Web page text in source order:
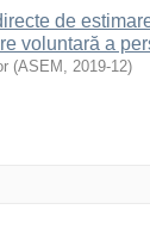
de
voluntară a
(ASEM , 2019-12)